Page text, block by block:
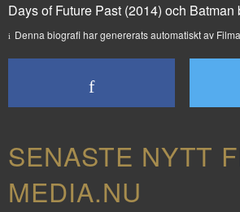
Days of Future Past (2014) och Batman
Denna biografi har genererats automatiskt av
SENASTE NYTT
MEDIA.NU